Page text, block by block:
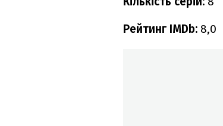
Рейтинг IMDb: 8,0